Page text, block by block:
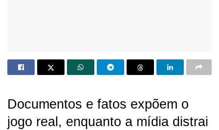
Documentos e fatos expõem o
jogo real, enquanto a mídia distrai